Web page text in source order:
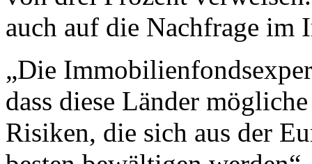
auch auf die Nachfrage im
„Die
dass diese Länder
Risiken, die sich aus der